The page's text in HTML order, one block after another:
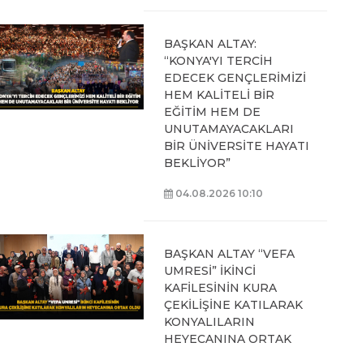
BAŞKAN ALTAY:
“KONYA'YI TERCİH
EDECEK GENÇLERİMİZİ
HEM KALİTELİ BİR
EĞİTİM HEM DE
UNUTAMAYACAKLARI
BİR ÜNİVERSİTE HAYATI
BEKLİYOR”
04.08.2026 10:10
BAŞKAN ALTAY “VEFA
UMRESİ” İKİNCİ
KAFİLESİNİN KURA
ÇEKİLİŞİNE KATILARAK
KONYALILARIN
HEYECANINA ORTAK